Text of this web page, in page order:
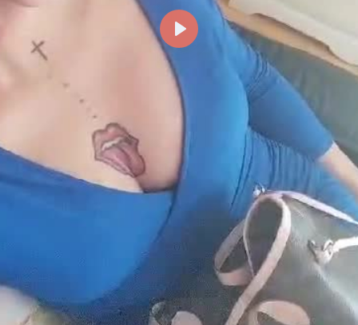
Reproducir